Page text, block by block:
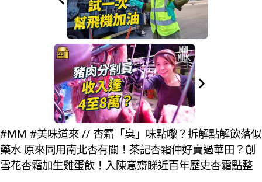
#MM #美味道來 // 杏霜「臭」味點嚟？拆解點解飲落似
藥水 原來同用南北杏有關！茶記杏霜仲好賣過華田？創
雪花杏霜加生雞蛋飲！入陳意齋睇近百年歷史杏霜點整